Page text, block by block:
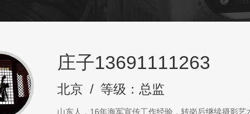
庄子13691111263
北京 / 等级：总监
山东人，16年海军宣传工作经验，转岗后继续摄影